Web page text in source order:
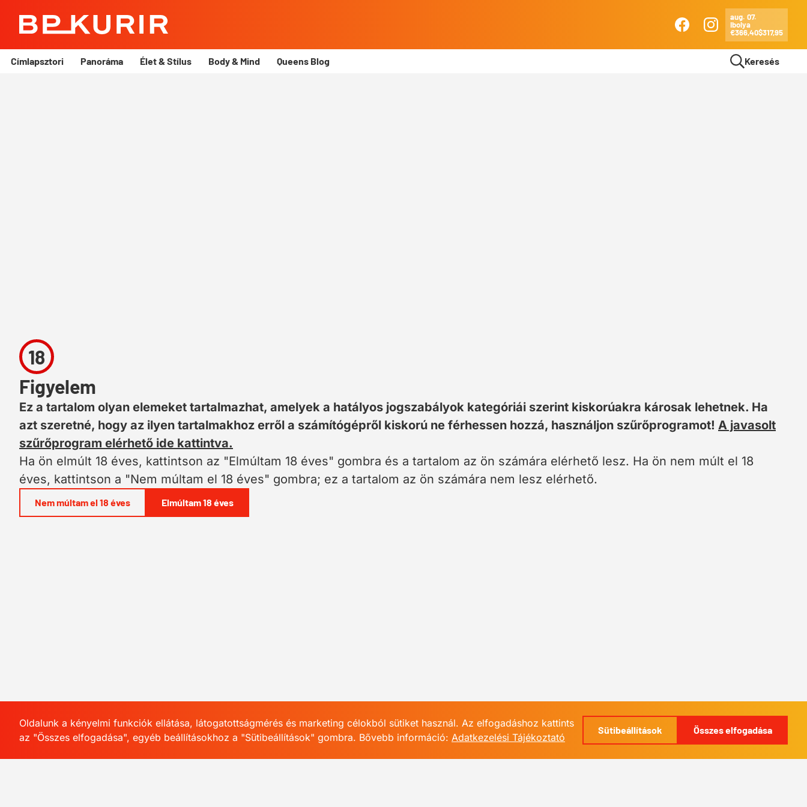
Kurír
FacebookInstagram
Ma
aug. 07.
Ibolya
€366,40$317,95
Címlapsztori Panoráma Élet & Stílus Body & Mind Queens Blog Keresés
18
Figyelem
Ez a tartalom olyan elemeket tartalmazhat, amelyek a hatályos jogszabályok kategóriái szerint kiskorúakra károsak lehetnek. Ha
azt szeretné, hogy az ilyen tartalmakhoz erről a számítógépről kiskorú ne férhessen hozzá, használjon szűrőprogramot! A javasolt
szűrőprogram elérhető ide kattintva.
Ha ön elmúlt 18 éves, kattintson az "Elmúltam 18 éves" gombra és a tartalom az ön számára elérhető lesz. Ha ön nem múlt el 18
éves, kattintson a "Nem múltam el 18 éves" gombra; ez a tartalom az ön számára nem lesz elérhető.
Nem múltam el 18 éves Elmúltam 18 éves
Oldalunk a kényelmi funkciók ellátása, látogatottságmérés és marketing célokból sütiket használ. Az elfogadáshoz kattints
az "Összes elfogadása", egyéb beállításokhoz a "Sütibeállítások" gombra. Bővebb információ: Adatkezelési Tájékoztató
Sütibeállítások Összes elfogadása